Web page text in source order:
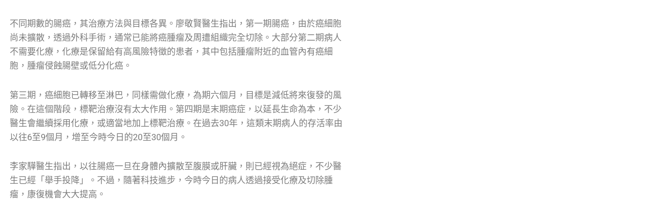
不同期數的腸癌，其治療方法與目標各異。廖敬賢醫生指出，第一期腸癌，由於癌細胞
尚未擴散，透過外科手術，通常已能將癌腫瘤及周遭組織完全切除。大部分第二期病人
不需要化療，化療是保留給有高風險特徵的患者，其中包括腫瘤附近的血管內有癌細
胞，腫瘤侵蝕腸壁或低分化癌。
第三期，癌細胞已轉移至淋巴，同樣需做化療，為期六個月，目標是減低將來復發的風
險。在這個階段，標靶治療沒有太大作用。第四期是末期癌症，以延長生命為本，不少
醫生會繼續採用化療，或適當地加上標靶治療。在過去30年，這類末期病人的存活率由
以往6至9個月，增至今時今日的20至30個月。
李家驊醫生指出，以往腸癌一旦在身體內擴散至腹膜或肝臟，則已經視為絕症，不少醫
生已經「舉手投降」。不過，隨著科技進步，今時今日的病人透過接受化療及切除腫
瘤，康復機會大大提高。